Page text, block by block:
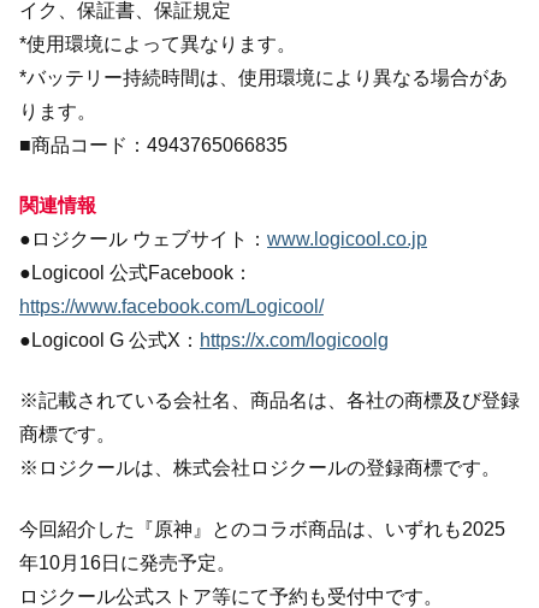
イク、保証書、保証規定
*使用環境によって異なります。
*バッテリー持続時間は、使用環境により異なる場合があ
ります。
■商品コード：4943765066835
関連情報
●ロジクール ウェブサイト： www.logicool.co.jp
●Logicool 公式Facebook：
https://www.facebook.com/Logicool/
●Logicool G 公式X： https://x.com/logicoolg
※記載されている会社名、商品名は、各社の商標及び登録
商標です。
※ロジクールは、株式会社ロジクールの登録商標です。
今回紹介した『原神』とのコラボ商品は、いずれも2025
年10月16日に発売予定。
ロジクール公式ストア等にて予約も受付中です。